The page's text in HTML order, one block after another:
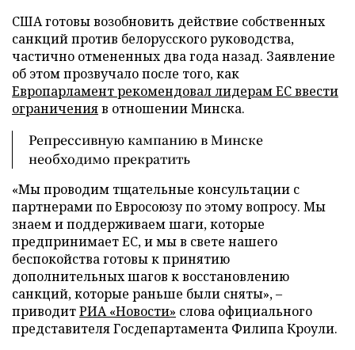
США готовы возобновить действие собственных
санкций против белорусского руководства,
частично отмененных два года назад. Заявление
об этом прозвучало после того, как
Европарламент рекомендовал лидерам ЕС ввести
ограниченияв отношении Минска.
Репрессивную кампанию в Минске
необходимо прекратить
«Мы проводим тщательные консультации с
партнерами по Евросоюзу по этому вопросу. Мы
знаем и поддерживаем шаги, которые
предпринимает ЕС, и мы в свете нашего
беспокойства готовы к принятию
дополнительных шагов к восстановлению
санкций, которые раньше были сняты», –
приводитРИА «Новости» слова официального
представителя Госдепартамента Филипа Кроули.